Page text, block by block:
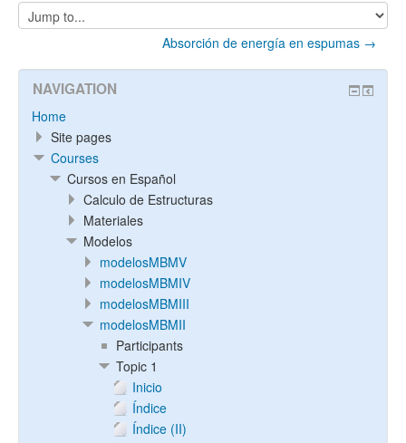
Jump
to...
Absorción de energía en espumas →
NAVIGATION
Home
Site pages
Courses
Cursos en Español
Calculo de Estructuras
Materiales
Modelos
modelosMBMV
modelosMBMIV
modelosMBMIII
modelosMBMII
Participants
Topic 1
Inicio
Índice
Índice (II)